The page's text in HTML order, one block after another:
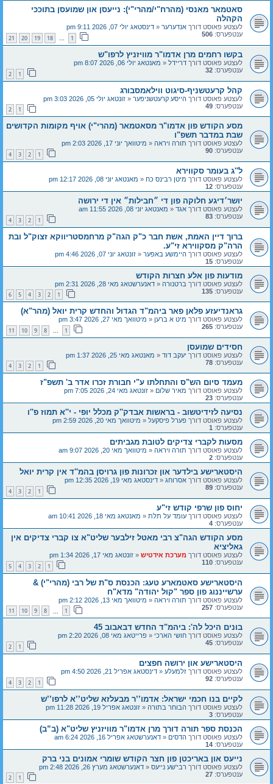
סאטמאר מאנסי (מהרח"י/מהרי"י): נייעסן און שמועסן בתוככי
הקהלה
לעצטע פאוסט דורך אנדערער « דינסטאג יולי 07, 2026 9:11 pm
ענטפערס: 506
1
…
18
19
20
21
בקשו רחמים מרן אדמו"ר מוויזניץ לרפו"ש
לעצטע פאוסט דורך דריידל « מאנטאג יולי 06, 2026 8:07 pm
ענטפערס: 32
1
2
קהל קרעטשניף-סיגוט ווילאמסבורג
לעצטע פאוסט דורך הייסע קרעטשניפער « זונטאג יולי 05, 2026 3:03 pm
ענטפערס: 49
1
2
מסע הקודש פון אדמו"ר מסאטמאר (מהרי"י) אויף מקומות הקדושים
שבת במדבר תשפ"ו
לעצטע פאוסט דורך תורה ויראה « מיטוואך יוני 17, 2026 2:03 pm
ענטפערס: 90
1
2
3
4
ל''ג בעומר סקווירא
לעצטע פאוסט דורך מיטן רבינס כח « מאנטאג יוני 08, 2026 12:17 pm
ענטפערס: 12
יושר׳דיגע חלוקה פון די ״חבילות״ אין די ירושה
לעצטע פאוסט דורך אגד « מאנטאג יוני 08, 2026 11:55 am
ענטפערס: 83
1
2
3
4
ברוך דיין האמת, אשת חבר כ"ק הגה"ק מרחמסטריווקא זצוק"ל ובת
הרה"ק מסקווירא זי"ע.
לעצטע פאוסט דורך היימשע באפער « זונטאג יוני 07, 2026 4:46 pm
ענטפערס: 15
מודעות פון אלע חצרות הקודש
לעצטע פאוסט דורך ברטנורה « דאנערשטאג מאי 28, 2026 2:31 pm
ענטפערס: 135
1
2
3
4
5
6
גראנדיעזע פלאן פאר ביהמ"ד הגדול והחדש קרית יואל (מהר"א)
לעצטע פאוסט דורך מיט א ברען « מיטוואך מאי 27, 2026 3:47 pm
ענטפערס: 265
1
…
8
9
10
11
חסידים שמועסן
לעצטע פאוסט דורך יעקב דוד « מאנטאג מאי 25, 2026 1:37 pm
ענטפערס: 78
1
2
3
4
מעמד סיום הש"ס והתחלתו ע"י חבורת זכרו אדר ב' תשפ"ז
לעצטע פאוסט דורך מאיר שלום « זונטאג מאי 24, 2026 7:05 pm
ענטפערס: 23
נסיעה לזידיטשוב - בראשות אבדק''ק מכלל יופי - י''א תמוז פ''ו
לעצטע פאוסט דורך פערל פיסקעל « מיטוואך מאי 20, 2026 2:59 pm
ענטפערס: 1
מסעות לקברי צדיקים לטובת מגביתים
לעצטע פאוסט דורך תורה ויראה « מיטוואך מאי 20, 2026 9:07 am
ענטפערס: 2
היסטארישע בילדער און זכרונות פון גרויסן בהמ''ד אין קרית יואל
לעצטע פאוסט דורך אסרוחג « דינסטאג מאי 19, 2026 12:35 pm
ענטפערס: 89
1
2
3
4
יחוס פון שרפי קודש זי"ע
לעצטע פאוסט דורך עומד על תלת « מאנטאג מאי 18, 2026 10:41 am
ענטפערס: 4
מסע הקודש הגה"צ רבי מאטל זילבער שליט"א צו קברי צדיקים אין
גאליציא
לעצטע פאוסט דורך מערכת אידטיש « זונטאג מאי 17, 2026 1:34 pm
ענטפערס: 110
1
2
3
4
5
היסטארישע סאטמארע טעג: הכנסת ס"ת של רבי (מהרי"י) &
ערשייננוג פון ספר "קול יהודה" מדא"ח
לעצטע פאוסט דורך תורה ויראה « מיטוואך מאי 13, 2026 2:12 pm
ענטפערס: 257
1
8
9
10
11
בונים היכל לה': ביהמ"ד החדש דבאבוב 45
לעצטע פאוסט דורך חושי הארכי « פרייטאג מאי 08, 2026 2:20 pm
ענטפערס: 45
1
2
היסטארישע און ירושה חפצים
לעצטע פאוסט דורך זלמעלע « דינסטאג אפריל 21, 2026 4:50 pm
ענטפערס: 92
1
2
3
4
לקיים בנו חכמי ישראל: אדמו’’ר מבעלזא שליט’’א לרפו’’ש
לעצטע פאוסט דורך הבוחר בתורה « זונטאג אפריל 19, 2026 11:28 pm
ענטפערס: 3
הכנסת ספר תורה דורך מרן אדמו"ר מוויזניץ שליט"א (ב”ב)
לעצטע פאוסט דורך הדסים « דאנערשטאג אפריל 16, 2026 6:24 am
ענטפערס: 14
נייעס און באריכטן פון חצר הקודש שומרי אמונים בני ברק
לעצטע פאוסט דורך רבי'שע נייעס « דאנערשטאג מערץ 26, 2026 2:48 pm
ענטפערס: 27
1
2